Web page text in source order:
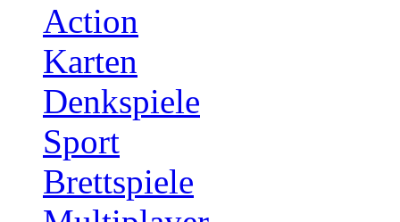
Action
Karten
Denkspiele
Sport
Brettspiele